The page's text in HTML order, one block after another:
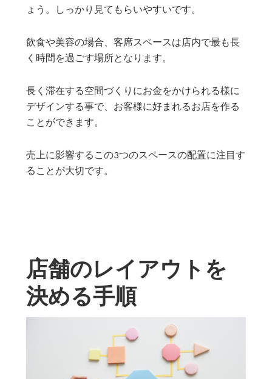
ょう。しっかり見てもらいやすいです。
飲食や美容の場合、客席スペースは店内で最も長
く時間を過ごす場所となります。
長く滞在する空間づくりにお金をかけられる様に
デザインする事で、お客様に好まれるお店を作る
ことができます。
売上に影響するこの3つのスペースの配置に注目す
ることが大切です。
店舗のレイアウトを
決める手順